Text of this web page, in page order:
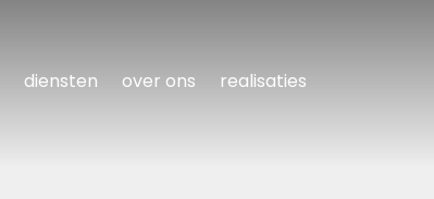
diensten over ons realisaties